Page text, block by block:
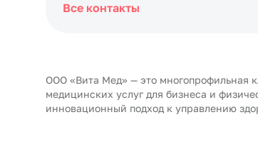
Все контакты
ООО «Вита Мед» — это многопрофильная
медицинских услуг для бизнеса и
инновационный подход к управлению